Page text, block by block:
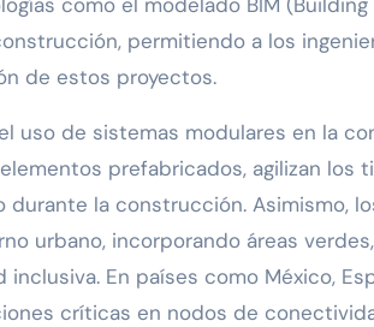
permitiendo a los
de estos proyectos.
uso de sistemas modulares en la
prefabricados, agilizan los
la construcción. Asimismo,
urbano, incorporando áreas
inclusiva. En países como México,
críticas en nodos de